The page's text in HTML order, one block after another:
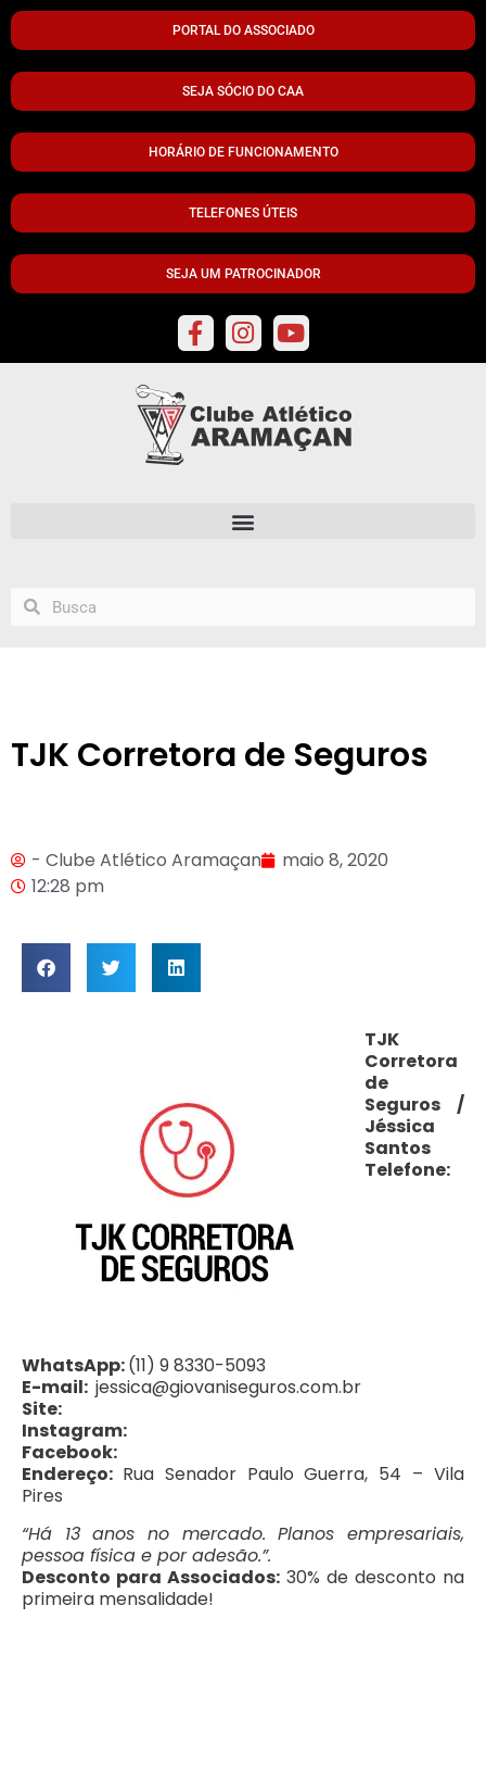
PORTAL DO ASSOCIADO
SEJA SÓCIO DO CAA
HORÁRIO DE FUNCIONAMENTO
TELEFONES ÚTEIS
SEJA UM PATROCINADOR
TJK Corretora de Seguros
- Clube Atlético Aramaçan
maio 8, 2020
12:28 pm
TJK
Corretora
de
Seguros /
Jéssica
Santos
Telefone:
WhatsApp:(11) 9 8330-5093
E-mail: jessica@giovaniseguros.com.br
Site:
Instagram:
Facebook:
Endereço: Rua Senador Paulo Guerra, 54 – Vila
Pires
“Há 13 anos no mercado. Planos empresariais,
pessoa física e por adesão.”.
Desconto para Associados: 30% de desconto na
primeira mensalidade!